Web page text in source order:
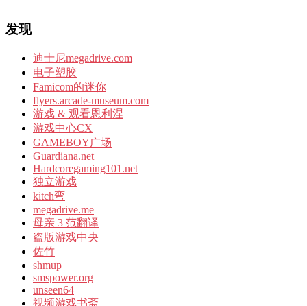
发现
迪士尼megadrive.com
电子塑胶
Famicom的迷你
flyers.arcade-museum.com
游戏 & 观看恩利涅
游戏中心CX
GAMEBOY广场
Guardiana.net
Hardcoregaming101.net
独立游戏
kitch弯
megadrive.me
母亲 3 范翻译
盗版游戏中央
佐竹
shmup
smspower.org
unseen64
视频游戏书斋